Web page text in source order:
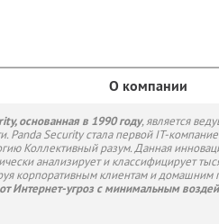
О компании
основанная в 1990 году, является
Panda Security стала первой IT-
Коллективный разум. Данная
анализирует и классифицирует
корпоративным клиентам и домашним
Интернет-угроз с минимальным